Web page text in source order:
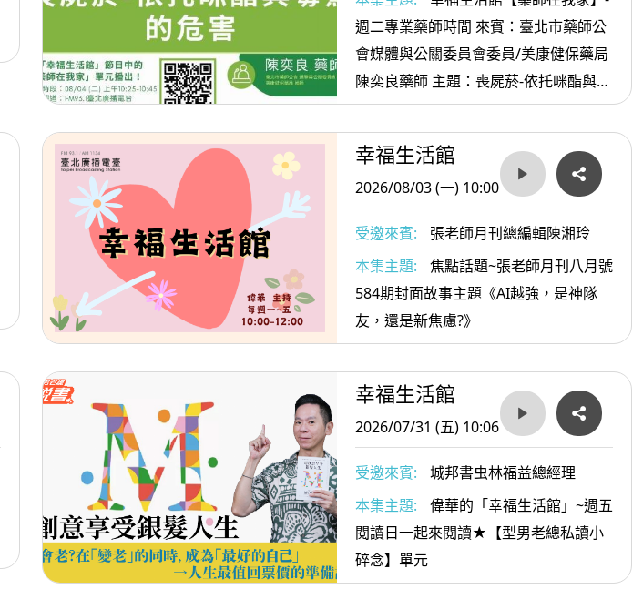
週二專業藥師時間 來賓：臺北市藥師公
會媒體與公關委員會委員/美康健保藥局
陳奕良藥師 主題：喪屍菸-依托咪酯與毒
駕的危害
幸福生活館
2026/08/03 (一) 10:00
受邀來賓:
張老師月刊總編輯陳湘玲
本集主題:
焦點話題~張老師月刊八月號
584期封面故事主題《AI越強，是神隊
友，還是新焦慮?》
幸福生活館
2026/07/31 (五) 10:06
受邀來賓:
城邦書虫林福益總經理
本集主題:
偉華的「幸福生活館」~週五
閱讀日一起來閱讀★【型男老總私讀小
碎念】單元